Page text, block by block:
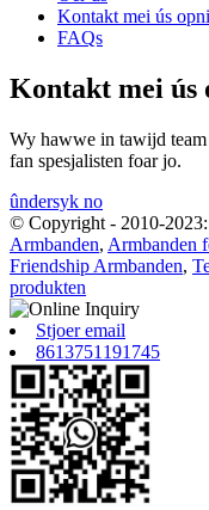
Kontakt mei ús
FAQs
Kontakt mei ús
Wy hawwe in tawijd team
fan spesjalisten foar jo.
ûndersyk no
© Copyright - 2010-
Armbanden, Armbanden
Friendship Armbanden,
produkten
Stjoer email
8613751191745